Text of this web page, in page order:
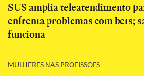
SUS amplia teleatendimento
enfrenta problemas com bets;
funciona
MULHERES NAS PROFISSÕES